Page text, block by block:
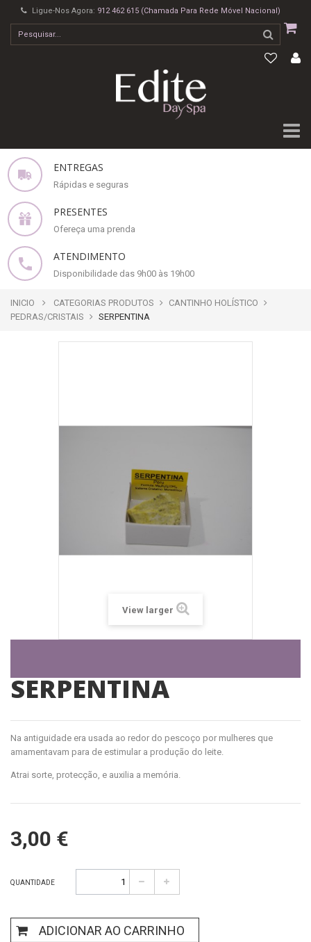
Ligue-Nos Agora: 912 462 615 (Chamada Para Rede Móvel Nacional)
ENTREGAS
Rápidas e seguras
PRESENTES
Ofereça uma prenda
ATENDIMENTO
Disponibilidade das 9h00 às 19h00
INICIO CATEGORIAS PRODUTOS
CANTINHO HOLÍSTICO
PEDRAS/CRISTAIS
SERPENTINA
View larger
SERPENTINA
Na antiguidade era usada ao redor do pescoço por mulheres que
amamentavam para de estimular a produção do leite.
Atrai sorte, protecção, e auxilia a memória.
3,00 €
QUANTIDADE
ADICIONAR AO CARRINHO